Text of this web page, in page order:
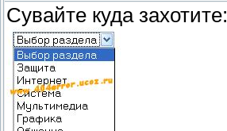
Сувайте куда захотите: